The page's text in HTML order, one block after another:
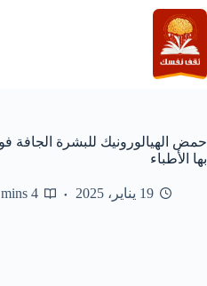
التجاوز
إلى
المحتوى
حمض الهيالورونيك للبشرة الجافة
بها الأطباء
19 يناير، 2025 4 mins